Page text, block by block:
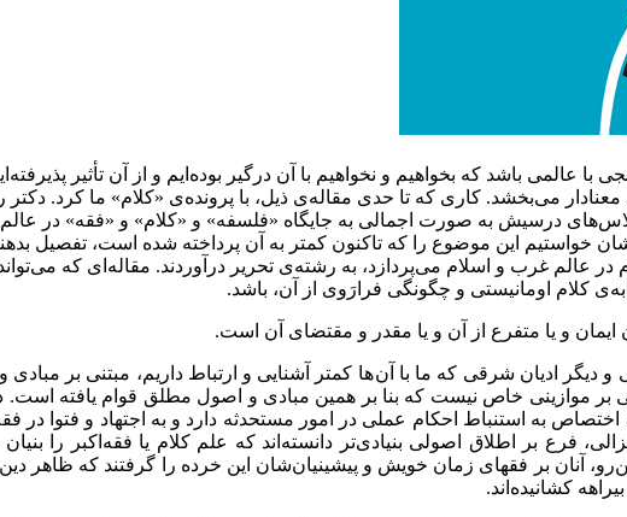
عالمی باشد که بخواهیم و نخواهیم با آن درگیر بوده‌ایم و از آن تأثیر
می‌بخشد. کاری که تا حدی مقاله‌ی ذیل، با پرونده‌ی «کلام» ما کرد. دکتر
درسیش به صورت اجمالی به جایگاه «فلسفه» و «کلام» و «فقه» در عالم
خواستیم این موضوع را که تاکنون کمتر به آن پرداخته شده است، تفصیل
عالم غرب و اسلام می‌پردازد، به رشته‌ی تحریر درآوردند. مقاله‌ای که
کلام اومانیستی و چگونگی فرارَوی از آن، باشد.
ایمان و یا متفرع از آن و یا مقدر و مقتضای آن است.
ادیان شرقی که ما با آن ها کمتر آشنایی و ارتباط داریم، مبتنی بر
بر موازینی خاص نیست که بنا بر همین مبادی و اصول مطلق قوام ‌یافته
به استنباط احکام عملی در امور مستحدثه دارد و به اجتهاد و فتوا
بر اطلاق اصولی بنیادی‌تر دانسته‌اند که علم کلام یا فقه‌اکبر را
آنان بر فقهای زمان خویش و پیشینیان‌شان این خرده را گرفتند که
کشانیده‌اند.